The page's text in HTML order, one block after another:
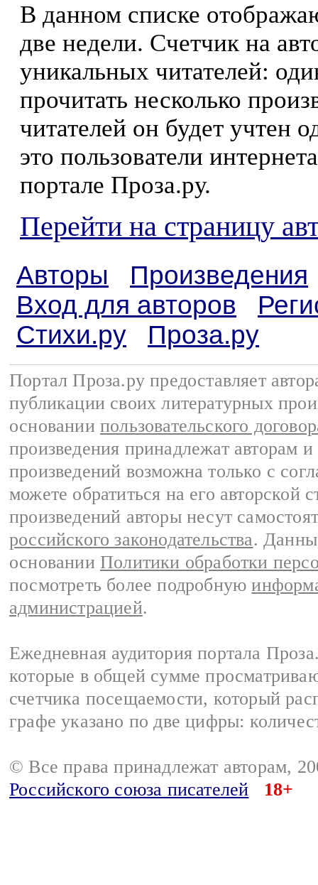
В данном списке
две недели. Счетчик на
уникальных читателей:
прочитать несколько
читателей он будет учтен
это пользователи
портале Проза.ру.
Перейти на страницу
Авторы
Произведения
Вход для авторов
Стихи.ру
Проза.ру
Портал Проза.ру предоставляет
публикации своих литературных
основании пользовательского
произведения принадлежат авторам
произведений возможна только с
можете обратиться на его авторской
произведений авторы несут
российского законодательства.
основании Политики обработки
посмотреть более подробную
администрацией.
Ежедневная аудитория портала
которые в общей сумме
счетчика посещаемости, который
графе указано по две цифры:
© Все права принадлежат авторам,
Российского союза писателей
18+